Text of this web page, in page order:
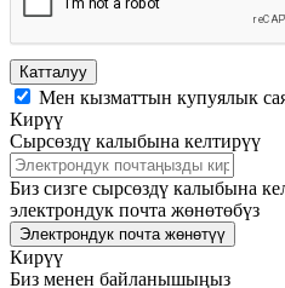
Катталуу
Мен кызматтын купуялык
Кирүү
Сырсөздү калыбына келтирүү
Биз сизге сырсөздү калыбына
электрондук почта жөнөтөбүз
Электрондук почта жөнөтүү
Кирүү
Биз менен байланышыңыз